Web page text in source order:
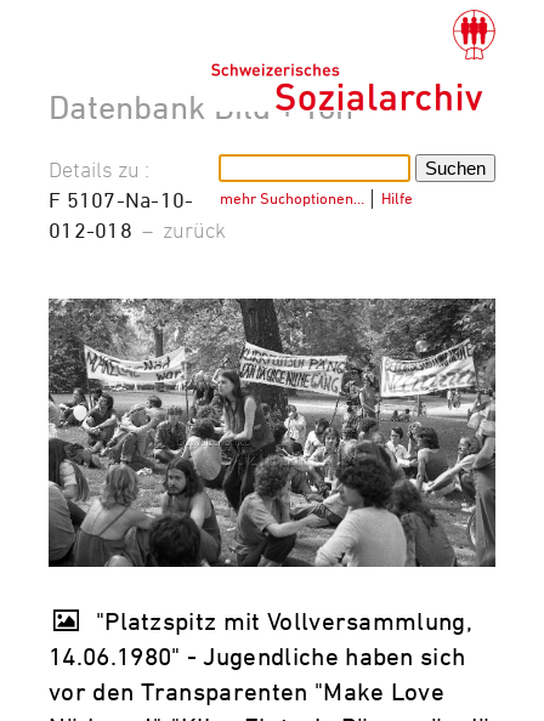
Datenbank Bild + Ton
mehr Suchoptionen… Hilfe
Details zu :
F 5107-Na-10-
012-018 – zurück
"Platzspitz mit Vollversammlung,
14.06.1980" - Jugendliche haben sich
vor den Transparenten "Make Love